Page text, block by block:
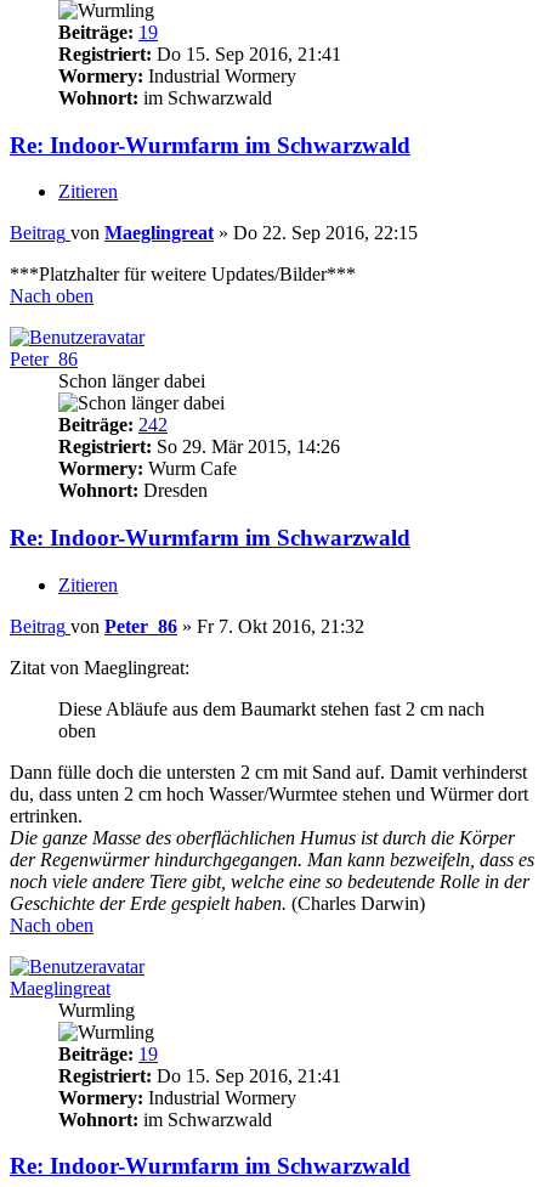
Beiträge: 19
Registriert: Do 15. Sep 2016, 21:41
Wormery: Industrial Wormery
Wohnort: im Schwarzwald
Re: Indoor-Wurmfarm im Schwarzwald
Zitieren
Beitrag von Maeglingreat » Do 22. Sep 2016, 22:15
***Platzhalter für weitere Updates/Bilder***
Nach oben
Peter_86
Schon länger dabei
Beiträge: 242
Registriert: So 29. Mär 2015, 14:26
Wormery: Wurm Cafe
Wohnort: Dresden
Re: Indoor-Wurmfarm im Schwarzwald
Zitieren
Beitrag von Peter_86 » Fr 7. Okt 2016, 21:32
Zitat von Maeglingreat:
Diese Abläufe aus dem Baumarkt stehen fast 2 cm nach
oben
Dann fülle doch die untersten 2 cm mit Sand auf. Damit verhinderst
du, dass unten 2 cm hoch Wasser/Wurmtee stehen und Würmer dort
ertrinken.
Die ganze Masse des oberflächlichen Humus ist durch die Körper
der Regenwürmer hindurchgegangen. Man kann bezweifeln, dass es
noch viele andere Tiere gibt, welche eine so bedeutende Rolle in der
Geschichte der Erde gespielt haben. (Charles Darwin)
Nach oben
Maeglingreat
Wurmling
Beiträge: 19
Registriert: Do 15. Sep 2016, 21:41
Wormery: Industrial Wormery
Wohnort: im Schwarzwald
Re: Indoor-Wurmfarm im Schwarzwald